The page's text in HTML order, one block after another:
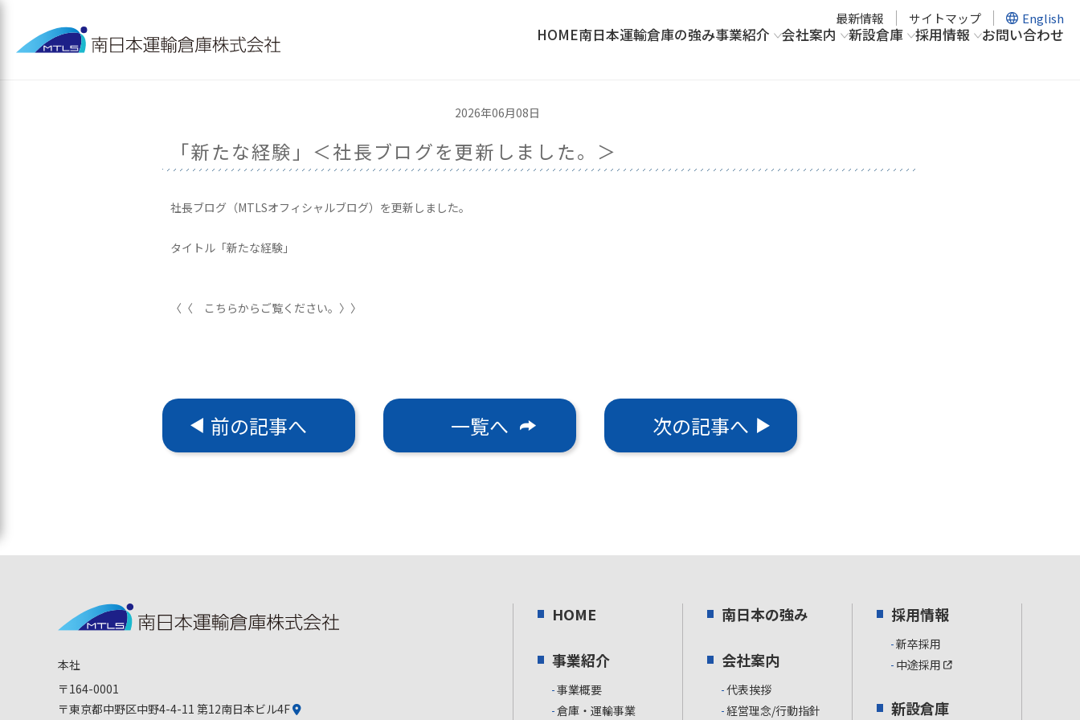
最新情報 サイトマップ English
HOME南日本運輸倉庫の強み事業紹介 会社案内 新設倉庫 採用情報 お問い合わせ
2026年06月08日
「新たな経験」＜社長ブログを更新しました。＞
社長ブログ（MTLSオフィシャルブログ）を更新しました。
タイトル「新たな経験」
〈〈 こちらからご覧ください。〉〉
前の記事へ 一覧へ 次の記事へ
本社
〒164-0001
〒東京都中野区中野4-4-11 第12南日本ビル4F
HOME
事業紹介
事業概要
倉庫・運輸事業
南日本の強み
会社案内
代表挨拶
経営理念/行動指針
採用情報
新卒採用
中途採用
新設倉庫